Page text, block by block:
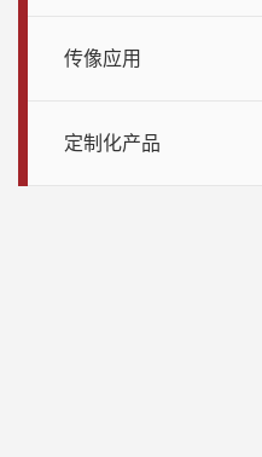
传像应用
定制化产品